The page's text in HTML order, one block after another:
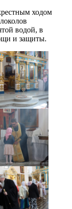
ходом
водой, в
и защиты.